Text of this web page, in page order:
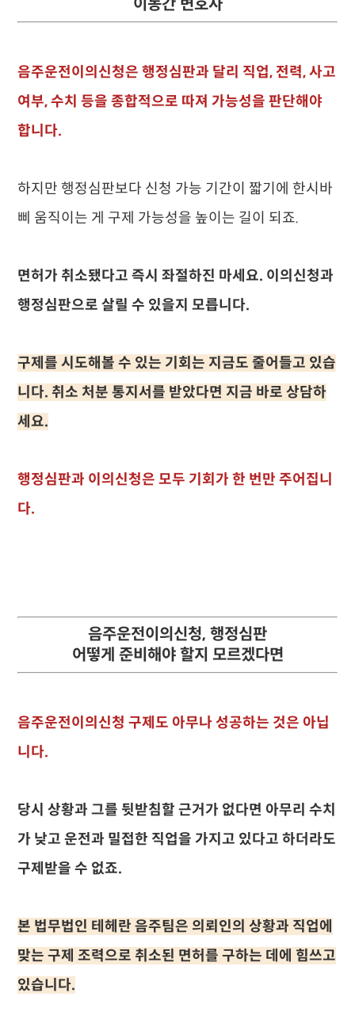
이동간 변호사
음주운전이의신청은 행정심판과 달리 직업, 전력, 사고
여부, 수치 등을 종합적으로 따져 가능성을 판단해야
합니다.
하지만 행정심판보다 신청 가능 기간이 짧기에 한시바
삐 움직이는 게 구제 가능성을 높이는 길이 되죠.
면허가 취소됐다고 즉시 좌절하진 마세요. 이의신청과
행정심판으로 살릴 수 있을지 모릅니다.
구제를 시도해볼 수 있는 기회는 지금도 줄어들고 있습
니다. 취소 처분 통지서를 받았다면 지금 바로 상담하
세요.
행정심판과 이의신청은 모두 기회가 한 번만 주어집니
다.
음주운전이의신청, 행정심판
어떻게 준비해야 할지 모르겠다면
음주운전이의신청 구제도 아무나 성공하는 것은 아닙
니다.
당시 상황과 그를 뒷받침할 근거가 없다면 아무리 수치
가 낮고 운전과 밀접한 직업을 가지고 있다고 하더라도
구제받을 수 없죠.
본 법무법인 테헤란 음주팀은 의뢰인의 상황과 직업에
맞는 구제 조력으로 취소된 면허를 구하는 데에 힘쓰고
있습니다.